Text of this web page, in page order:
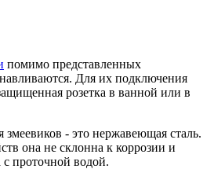
помимо представленных
Для их подключения
розетка в ванной или в
- это нержавеющая сталь.
она не склонна к коррозии и
с проточной водой.